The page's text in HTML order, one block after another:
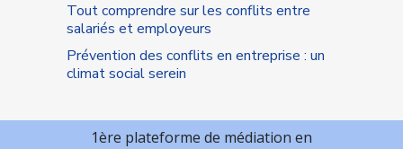
Tout comprendre sur les conflits entre
salariés et employeurs
Prévention des conflits en entreprise : un
climat social serein
1ère plateforme de médiation en